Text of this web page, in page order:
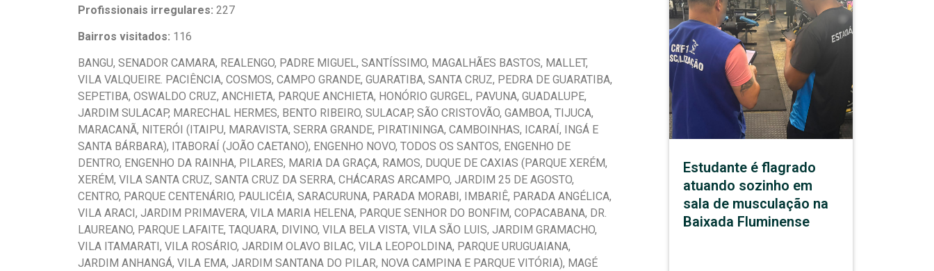
Profissionais irregulares: 227
Bairros visitados: 116
BANGU, SENADOR CAMARA, REALENGO, PADRE MIGUEL, SANTÍSSIMO, MAGALHÃES BASTOS, MALLET,
VILA VALQUEIRE. PACIÊNCIA, COSMOS, CAMPO GRANDE, GUARATIBA, SANTA CRUZ, PEDRA DE GUARATIBA,
SEPETIBA, OSWALDO CRUZ, ANCHIETA, PARQUE ANCHIETA, HONÓRIO GURGEL, PAVUNA, GUADALUPE,
JARDIM SULACAP, MARECHAL HERMES, BENTO RIBEIRO, SULACAP, SÃO CRISTOVÃO, GAMBOA, TIJUCA,
MARACANÃ, NITERÓI (ITAIPU, MARAVISTA, SERRA GRANDE, PIRATININGA, CAMBOINHAS, ICARAÍ, INGÁ E
SANTA BÁRBARA), ITABORAÍ (JOÃO CAETANO), ENGENHO NOVO, TODOS OS SANTOS, ENGENHO DE
DENTRO, ENGENHO DA RAINHA, PILARES, MARIA DA GRAÇA, RAMOS, DUQUE DE CAXIAS (PARQUE XERÉM,
XERÉM, VILA SANTA CRUZ, SANTA CRUZ DA SERRA, CHÁCARAS ARCAMPO, JARDIM 25 DE AGOSTO,
CENTRO, PARQUE CENTENÁRIO, PAULICÉIA, SARACURUNA, PARADA MORABI, IMBARIÊ, PARADA ANGÉLICA,
VILA ARACI, JARDIM PRIMAVERA, VILA MARIA HELENA, PARQUE SENHOR DO BONFIM, COPACABANA, DR.
LAUREANO, PARQUE LAFAITE, TAQUARA, DIVINO, VILA BELA VISTA, VILA SÃO LUIS, JARDIM GRAMACHO,
VILA ITAMARATI, VILA ROSÁRIO, JARDIM OLAVO BILAC, VILA LEOPOLDINA, PARQUE URUGUAIANA,
JARDIM ANHANGÁ, VILA EMA, JARDIM SANTANA DO PILAR, NOVA CAMPINA E PARQUE VITÓRIA), MAGÉ
Estudante é flagrado
atuando sozinho em
sala de musculação na
Baixada Fluminense